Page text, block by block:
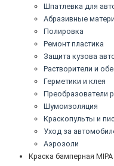
Шпатлевка для
Абразивные
Полировка
Ремонт пластика
Защита кузова
Растворители и
Герметики и клея
Преобразователи
Шумоизоляция
Краскопульты и
Уход за
Аэрозоли
Краска бамперная MIPA